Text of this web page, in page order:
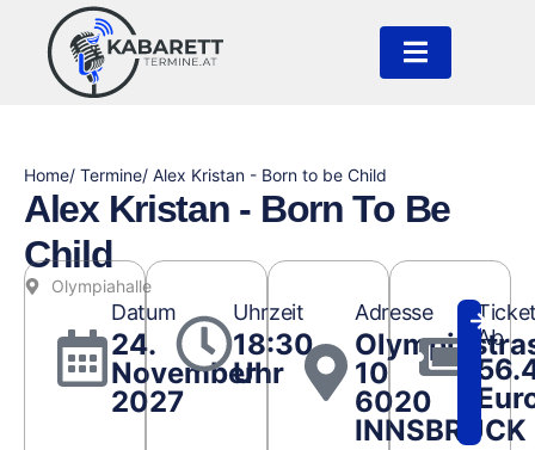
Home/ Termine/ Alex Kristan - Born to be Child
Alex Kristan - Born To Be
Child
Olympiahalle
Datum
24.
November
2027
Uhrzeit
18:30
Uhr
Adresse
10
6020
INNSBRUCK
Ab